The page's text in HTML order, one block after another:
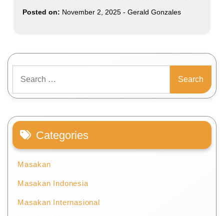
Posted on: November 2, 2025 - Gerald Gonzales
for:
Categories
Masakan
Masakan Indonesia
Masakan Internasional